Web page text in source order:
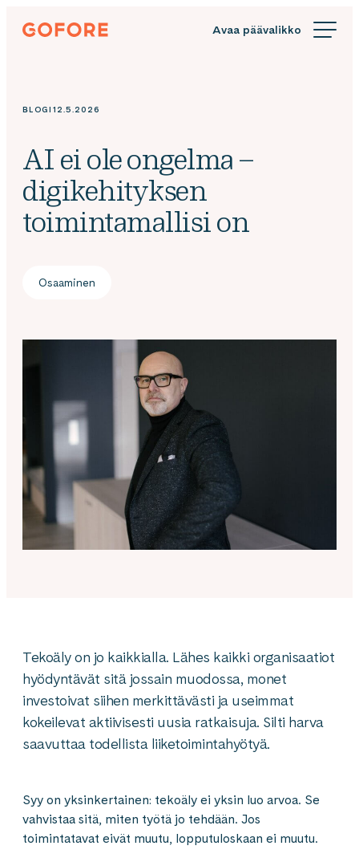
Siirry
suoraan
Gofore
knowledge
BLOGI 12.5.2026
AI ei ole ongelma –
digikehityksen
toimintamallisi on
Osaaminen
Tekoäly on jo kaikkialla. Lähes kaikki organisaatiot
hyödyntävät sitä jossain muodossa, monet
investoivat siihen merkittävästi ja useimmat
kokeilevat aktiivisesti uusia ratkaisuja. Silti harva
saavuttaa todellista liiketoimintahyötyä.
Syy on yksinkertainen: tekoäly ei yksin luo arvoa. Se
vahvistaa sitä, miten työtä jo tehdään. Jos
toimintatavat eivät muutu, lopputuloskaan ei muutu.